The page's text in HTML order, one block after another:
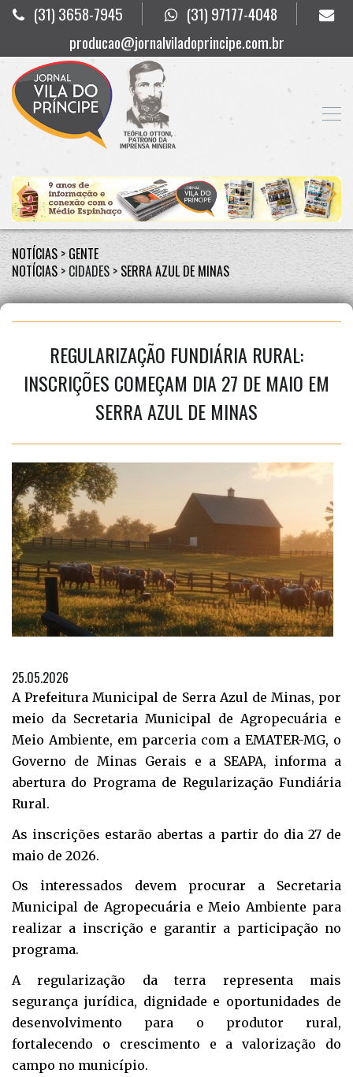
(31) 3658-7945
(31) 97177-4048
producao@jornalviladoprincipe.com.br
NOTÍCIAS > GENTE
NOTÍCIAS > CIDADES > SERRA AZUL DE MINAS
REGULARIZAÇÃO FUNDIÁRIA RURAL:
INSCRIÇÕES COMEÇAM DIA 27 DE MAIO EM
SERRA AZUL DE MINAS
25.05.2026
A Prefeitura Municipal de Serra Azul de Minas, por
meio da Secretaria Municipal de Agropecuária e
Meio Ambiente, em parceria com a EMATER-MG, o
Governo de Minas Gerais e a SEAPA, informa a
abertura do Programa de Regularização Fundiária
Rural.
As inscrições estarão abertas a partir do dia 27 de
maio de 2026.
Os interessados devem procurar a Secretaria
Municipal de Agropecuária e Meio Ambiente para
realizar a inscrição e garantir a participação no
programa.
A regularização da terra representa mais
segurança jurídica, dignidade e oportunidades de
desenvolvimento para o produtor rural,
fortalecendo o crescimento e a valorização do
campo no município.